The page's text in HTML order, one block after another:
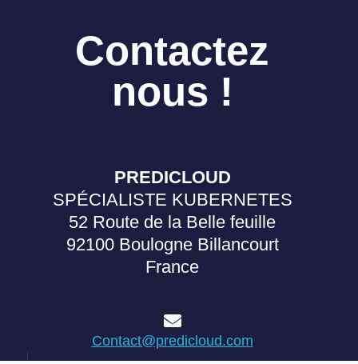
Contactez
nous !
PREDICLOUD
SPÉCIALISTE KUBERNETES
52 Route de la Belle feuille
92100 Boulogne Billancourt
France
Contact@predicloud.com